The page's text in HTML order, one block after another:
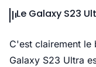
Le Galaxy S23
C'est clairement le
Galaxy S23 Ultra